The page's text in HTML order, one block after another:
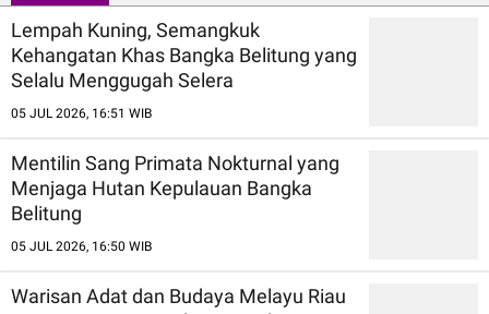
Lempah Kuning, Semangkuk
Kehangatan Khas Bangka Belitung yang
Selalu Menggugah Selera
05 JUL 2026, 16:51 WIB
Mentilin Sang Primata Nokturnal yang
Menjaga Hutan Kepulauan Bangka
Belitung
05 JUL 2026, 16:50 WIB
Warisan Adat dan Budaya Melayu Riau